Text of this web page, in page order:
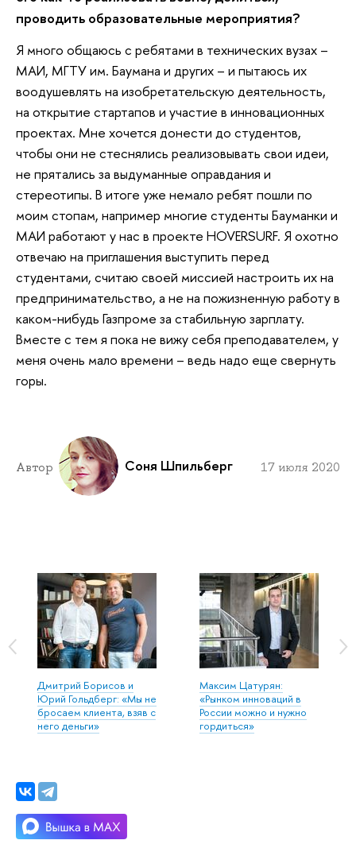
проводить образовательные мероприятия?
Я много общаюсь с ребятами в технических вузах –
МАИ, МГТУ им. Баумана и других – и пытаюсь их
воодушевлять на изобретательскую деятельность,
на открытие стартапов и участие в инновационных
проектах. Мне хочется донести до студентов,
чтобы они не стеснялись реализовывать свои идеи,
не прятались за выдуманные оправдания и
стереотипы. В итоге уже немало ребят пошли по
моим стопам, например многие студенты Бауманки и
МАИ работают у нас в проекте HOVERSURF. Я охотно
отвечаю на приглашения выступить перед
студентами, считаю своей миссией настроить их на
предпринимательство, а не на пожизненную работу в
каком-нибудь Газпроме за стабильную зарплату.
Вместе с тем я пока не вижу себя преподавателем, у
меня очень мало времени – ведь надо еще свернуть
горы.
Автор Соня Шпильберг 17 июля 2020
Дмитрий Борисов и
Юрий Гольдберг: «Мы не
бросаем клиента, взяв с
него деньги»
Максим Цатурян:
«Рынком инноваций в
России можно и нужно
гордиться»